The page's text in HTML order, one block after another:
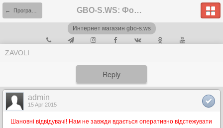
GBO-S.WS: Форум
Интернет магазин gbo-s.ws
ZAVOLI
Reply
admin
15 Apr 2015
Шановні відвідувачі! Нам не завжди вдається оперативно відстежувати